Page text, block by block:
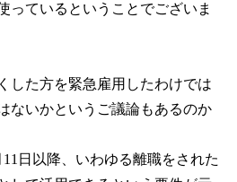
っているということでございま
した方を緊急雇用したわけでは
ないかというご議論もあるのか
日以降、いわゆる離職をされた